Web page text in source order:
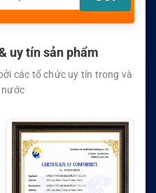
uy tín sản phẩm
các tổ chức uy tín trong và
nước